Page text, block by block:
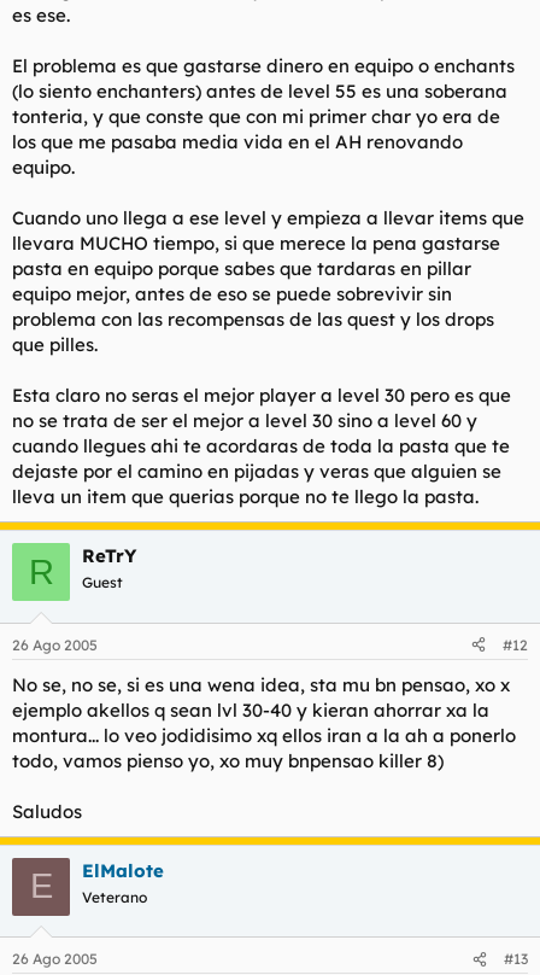
es ese.
El problema es que gastarse dinero en equipo o enchants
(lo siento enchanters) antes de level 55 es una soberana
tonteria, y que conste que con mi primer char yo era de
los que me pasaba media vida en el AH renovando
equipo.
Cuando uno llega a ese level y empieza a llevar items que
llevara MUCHO tiempo, si que merece la pena gastarse
pasta en equipo porque sabes que tardaras en pillar
equipo mejor, antes de eso se puede sobrevivir sin
problema con las recompensas de las quest y los drops
que pilles.
Esta claro no seras el mejor player a level 30 pero es que
no se trata de ser el mejor a level 30 sino a level 60 y
cuando llegues ahi te acordaras de toda la pasta que te
dejaste por el camino en pijadas y veras que alguien se
lleva un item que querias porque no te llego la pasta.
R ReTrY
Guest
26 Ago 2005 #12
No se, no se, si es una wena idea, sta mu bn pensao, xo x
ejemplo akellos q sean lvl 30-40 y kieran ahorrar xa la
montura... lo veo jodidisimo xq ellos iran a la ah a ponerlo
todo, vamos pienso yo, xo muy bnpensao killer 8)
Saludos
E ElMalote
Veterano
26 Ago 2005 #13